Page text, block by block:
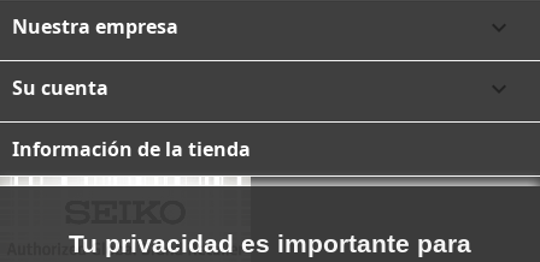
Nuestra empresa 
Su cuenta 
Información de la tienda
Tu privacidad es importante para